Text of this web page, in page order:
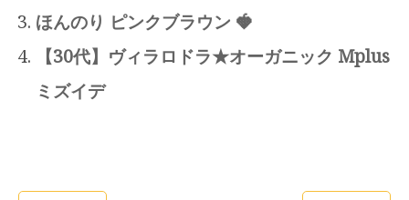
ほんのり ピンクブラウン 🍓
【30代】ヴィラロドラ★オーガニック Mplus
ミズイデ